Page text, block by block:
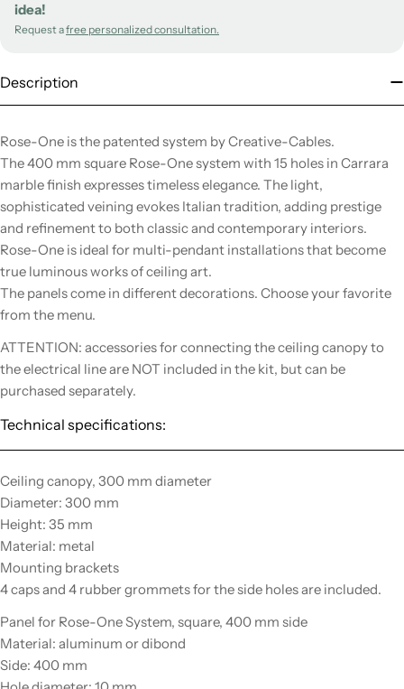
idea!
Request afree personalized consultation.
Description
Rose-One is the patented system by Creative-Cables.
The 400 mm square Rose-One system with 15 holes in Carrara
marble finish expresses timeless elegance. The light,
sophisticated veining evokes Italian tradition, adding prestige
and refinement to both classic and contemporary interiors.
Rose-One is ideal for multi-pendant installations that become
true luminous works of ceiling art.
The panels come in different decorations. Choose your favorite
from the menu.
ATTENTION: accessories for connecting the ceiling canopy to
the electrical line are NOT included in the kit, but can be
purchased separately.
Technical specifications:
Ceiling canopy, 300 mm diameter
Diameter: 300 mm
Height: 35 mm
Material: metal
Mounting brackets
4 caps and 4 rubber grommets for the side holes are included.
Panel for Rose-One System, square, 400 mm side
Material: aluminum or dibond
Side: 400 mm